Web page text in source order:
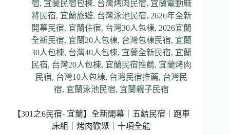
宿, 宜蘭民宿包棟, 台灣烤肉民宿, 宜蘭電動麻
將民宿, 宜蘭旅遊, 台灣泳池民宿, 2626年全新
開幕民宿, 宜蘭住宿, 台灣30人包棟, 2026宜蘭
全新民宿, 宜蘭20人包棟, 台灣包棟民宿, 宜蘭
30人包棟, 台灣40人包棟, 宜蘭全新民宿, 宜蘭
民宿, 台灣20人包棟, 宜蘭民宿推薦, 宜蘭烤肉
民宿, 台灣10人包棟, 台灣民宿推薦, 台灣民
宿, 宜蘭泳池民宿, 宜蘭親子民宿
【301之6民宿- 宜蘭】全新開幕｜五結民宿｜跑車
床組｜烤肉歡聚｜十項全能